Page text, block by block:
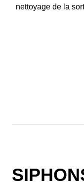
nettoyage de la